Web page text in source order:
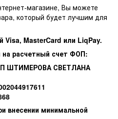
магазине, Вы можете
который будет лучшим для
Visa, MasterCard или LiqPay.
расчетный счет ФОП:
ШТИМЕРОВА СВЕТЛАНА
внесении минимальной